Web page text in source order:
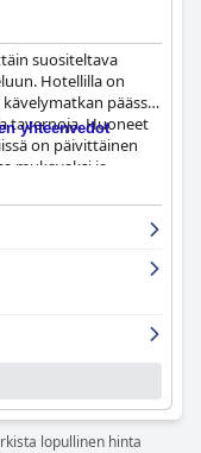
keittokomero
on myös uima-
täydellisen
suositeltava
Hotellilla on
päässä
tavernoja. Huoneet
on päivittäinen
mukavaksi ja
avuliasta, ja he
kuten pienellä
ja kotitekoista
varmistaa, että
Alkyon
vieraiden mukaan
mukava uima-allas,
mikä luo
& Villas -hotelli
se on
etsivät
yhteenvedot
lopullinen hinta